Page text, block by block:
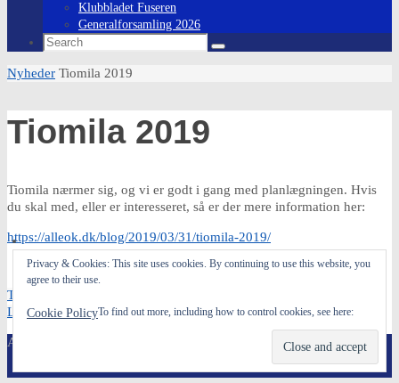
Klubbladet Fuseren
Generalforsamling 2026
Search
Search
Home
Nyheder Tiomila 2019
Tiomila 2019
Tiomila nærmer sig, og vi er godt i gang med planlægningen. Hvis
du skal med, eller er interesseret, så er der mere information her:
https://alleok.dk/blog/2019/03/31/tiomila-2019/
Tiomila 2019
Ladies Cup 2019
Allerød OK - webmaster@alleok.dk
WordPress.
Privacy & Cookies: This site uses cookies. By continuing to use this website, you
agree to their use.
To find out more, including how to control cookies, see here:
Cookie Policy